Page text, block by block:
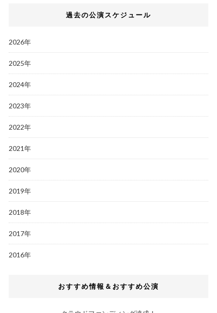
過去の公演スケジュール
2026年
2025年
2024年
2023年
2022年
2021年
2020年
2019年
2018年
2017年
2016年
おすすめ情報＆おすすめ公演